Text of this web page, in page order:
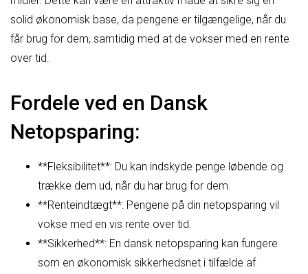
solid økonomisk base, da pengene er tilgængelige, når du
får brug for dem, samtidig med at de vokser med en rente
over tid.
Fordele ved en Dansk
Netopsparing:
**Fleksibilitet**: Du kan indskyde penge løbende og
trække dem ud, når du har brug for dem.
**Renteindtægt**: Pengene på din netopsparing vil
vokse med en vis rente over tid.
**Sikkerhed**: En dansk netopsparing kan fungere
som en økonomisk sikkerhedsnet i tilfælde af